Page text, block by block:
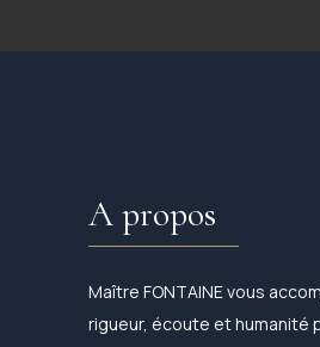
A propos
Maître FONTAINE vous
rigueur, écoute et humanité